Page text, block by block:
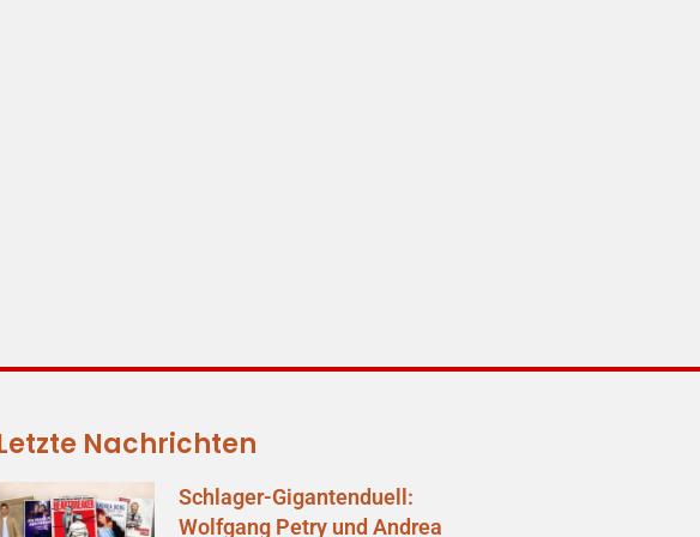
Nachrichten
Schlager-Gigantenduell:
Wolfgang Petry und Andrea